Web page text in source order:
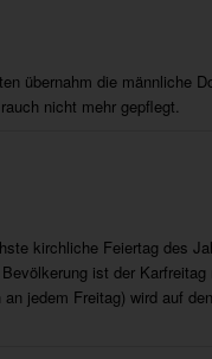
übernahm die männliche
nicht mehr gepflegt.
kirchliche Feiertag des
ist der Karfreitag
jedem Freitag) wird auf